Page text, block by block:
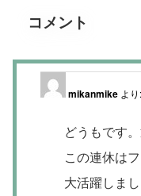
コメント
mikanmike より:
どうもです
この連休は
大活躍しまし